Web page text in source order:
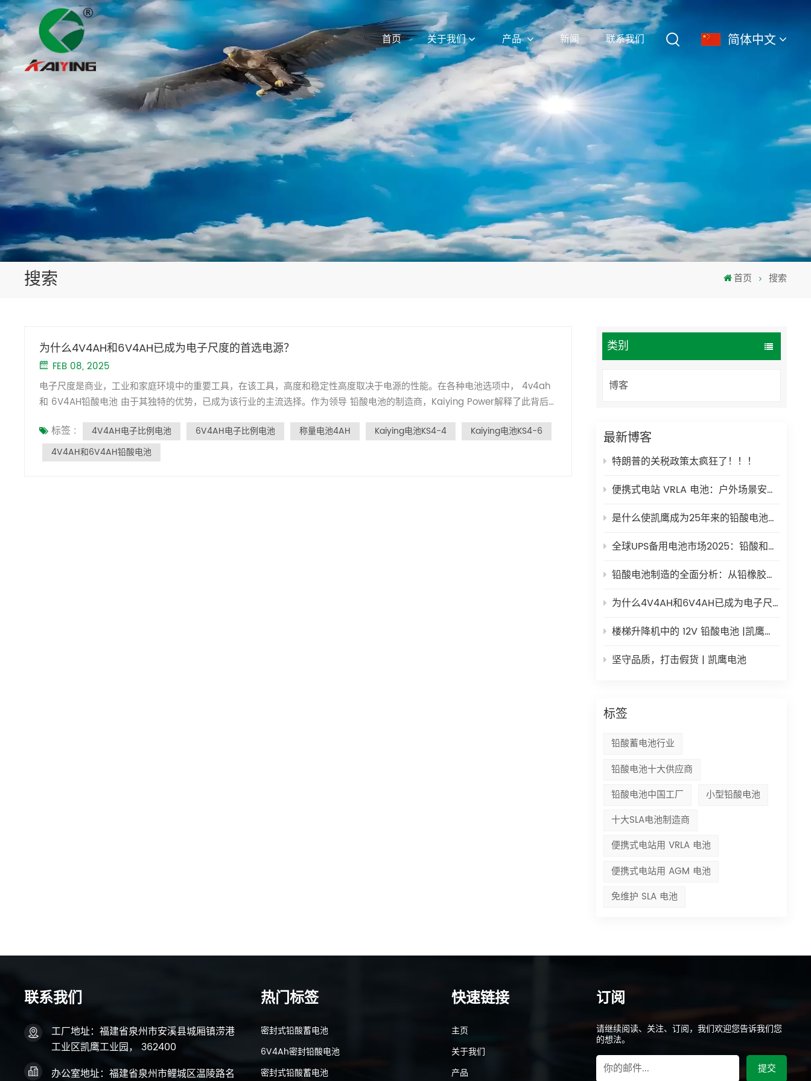
首页 关于我们 产品 新闻 联系我们 简体中文
español
português
Türkçe
搜索 首页 搜索
类别
博客
最新博客
特朗普的关税政策太疯狂了！！！
便携式电站 VRLA 电池：户外场景安全耐用的能源解决方案
是什么使凯鹰成为25年来的铅酸电池制造业中受信任的全球合作伙伴？
全球UPS备用电池市场2025：铅酸和锂电池如何共存
铅酸电池制造的全面分析：从铅橡胶到绿色板
为什么4V4AH和6V4AH已成为电子尺度的首选电源？
楼梯升降机中的 12V 铅酸电池 |凯鹰动力
坚守品质，打击假货 | 凯鹰电池
标签
铅酸蓄电池行业
铅酸电池十大供应商
铅酸电池中国工厂
小型铅酸电池
十大SLA电池制造商
便携式电站用 VRLA 电池
便携式电站用 AGM 电池
免维护 SLA 电池
为什么4V4AH和6V4AH已成为电子尺度的首选电源？
FEB 08, 2025
电子尺度是商业，工业和家庭环境中的重要工具，在该工具，高度和稳定性高度取决于电源的性能。在各种电池选项中， 4v4ah
和 6V4AH铅酸电池 由于其独特的优势，已成为该行业的主流选择。作为领导 铅酸电池的制造商，Kaiying Power解释了此背后
作。 4V4AH和6V4AH电池的电压输出与电子尺度的功率要求完全匹配，从而防止了电压波动引起的测量误差。这对于高精度称重
场景（例如实验室和药物领域）尤其重要。 平衡能力和寿命4AH容量：提供持久的功率，满足电子尺度的需求，以扩展备用或频
繁使用（例如零售结帐计数器，物流称重站）。 铅酸电池特性：长期循环寿命和低自我放电率，即使长时间存储也可以确保稳定
标签 : 4V4AH电子比例电池 6V4AH电子比例电池 称量电池4AH Kaiying电池KS4-4
Kaiying电池KS4-6
4V4AH和6V4AH铅酸电池
联系我们
工厂地址：福建省泉州市安溪县城厢镇涝港
工业区凯鹰工业园， 362400
办公室地址：福建省泉州市鲤城区温陵路名
热门标签
密封式铅酸蓄电池
6V4Ah密封铅酸电池
密封式铅酸蓄电池
快速链接
主页
关于我们
产品
订阅
请继续阅读、关注、订阅，我们欢迎您告诉我们您
的想法。